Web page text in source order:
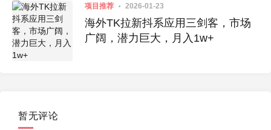
项目推荐 2026-01-23
海外TK拉新抖系应用三剑客，市场
广阔，潜力巨大，月入1w+
暂无评论